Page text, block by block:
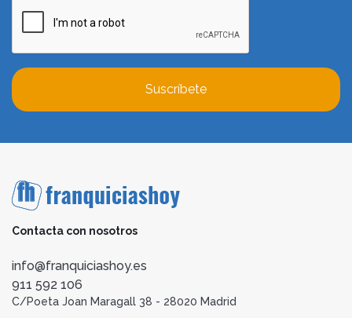
Suscríbete
Contacta con nosotros
info@franquiciashoy.es
911 592 106
C/Poeta Joan Maragall 38 - 28020 Madrid